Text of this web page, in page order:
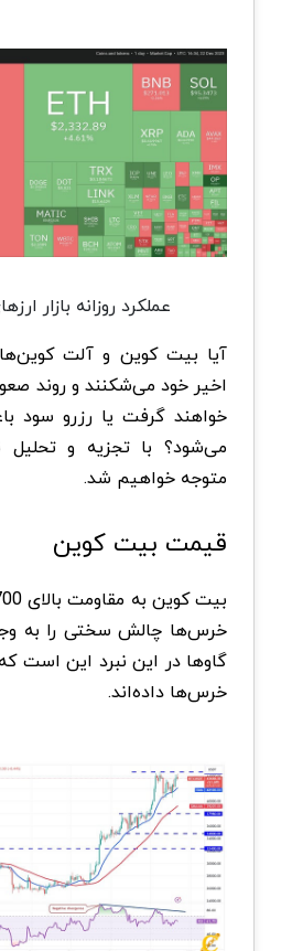
عملکرد روزانه بازار
آیا بیت کوین و آلت
اخیر خود می‌شکنند و روند
خواهند گرفت یا رزرو
می‌شود؟ با تجزیه و تحلیل
متوجه خواهیم شد.
قیمت بیت کوین
خرس‌ها چالش سختی را به
گاوها در این نبرد این است
خرس‌ها داده‌اند.